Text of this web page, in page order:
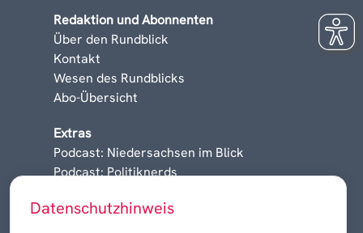
Datenschutzhinweis
Redaktion und Abonnenten
Über den Rundblick
Kontakt
Wesen des Rundblicks
Abo-Übersicht
Extras
Podcast: Niedersachsen im Blick
Podcast: Politiknerds
Karrieren, Krisen & Kontroversen